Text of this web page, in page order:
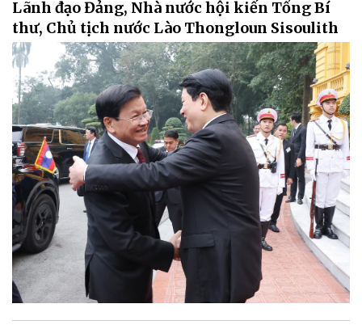
Lãnh đạo Đảng, Nhà nước hội kiến Tổng Bí
thư, Chủ tịch nước Lào Thongloun Sisoulith